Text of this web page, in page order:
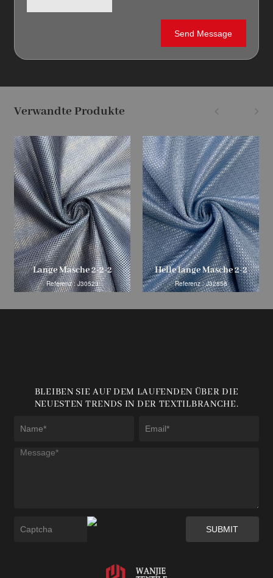
Verwandte Produkte
Lange Masche 2-2-2
Referenz : J30523
Helle lange Masche 2-2
Referenz : J32858
BLEIBEN SIE AUF DEM LAUFENDEN ÜBER DIE
NEUESTEN TRENDS IN DER TEXTILBRANCHE.